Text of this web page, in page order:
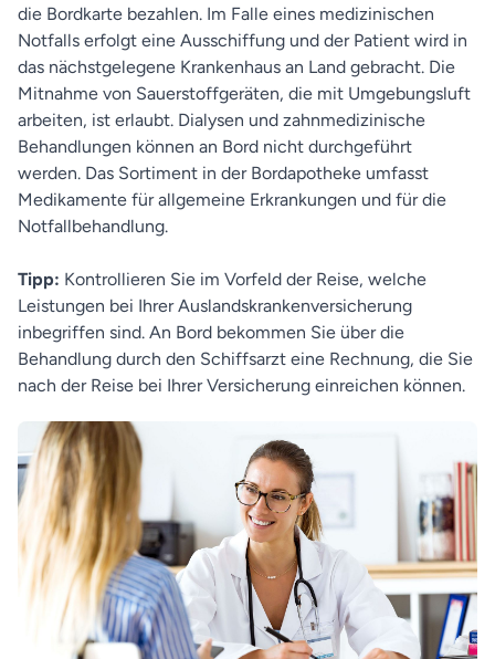
die Bordkarte bezahlen. Im Falle eines medizinischen
Notfalls erfolgt eine Ausschiffung und der Patient wird in
das nächstgelegene Krankenhaus an Land gebracht. Die
Mitnahme von Sauerstoffgeräten, die mit Umgebungsluft
arbeiten, ist erlaubt. Dialysen und zahnmedizinische
Behandlungen können an Bord nicht durchgeführt
werden. Das Sortiment in der Bordapotheke umfasst
Medikamente für allgemeine Erkrankungen und für die
Notfallbehandlung.
Tipp: Kontrollieren Sie im Vorfeld der Reise, welche
Leistungen bei Ihrer Auslandskrankenversicherung
inbegriffen sind. An Bord bekommen Sie über die
Behandlung durch den Schiffsarzt eine Rechnung, die Sie
nach der Reise bei Ihrer Versicherung einreichen können.